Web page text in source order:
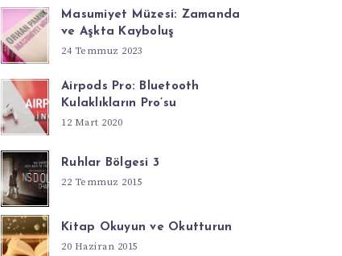
Masumiyet Müzesi: Zamanda
ve Aşkta Kayboluş
24 Temmuz 2023
Airpods Pro: Bluetooth
Kulaklıkların Pro’su
12 Mart 2020
Ruhlar Bölgesi 3
22 Temmuz 2015
Kitap Okuyun ve Okutturun
20 Haziran 2015